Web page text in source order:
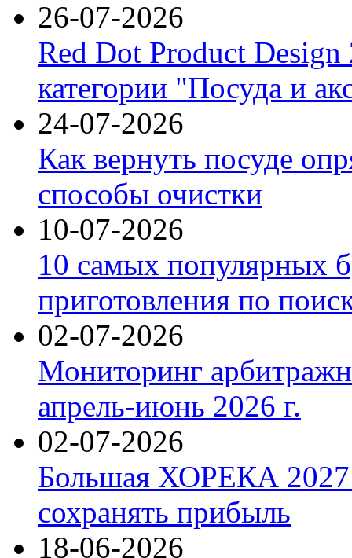
26-07-2026
Red Dot Product Design
категории "Посуда и
24-07-2026
Как вернуть посуде
способы очистки
10-07-2026
10 самых популярных
приготовления по
02-07-2026
Мониторинг
апрель-июнь 2026 г.
02-07-2026
Большая ХОРЕКА 2027:
сохранять прибыль
18-06-2026